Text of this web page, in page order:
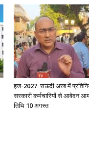
हज-2027: सऊदी अरब में
सरकारी कर्मचारियों से आवेदन
तिथि 10 अगस्त